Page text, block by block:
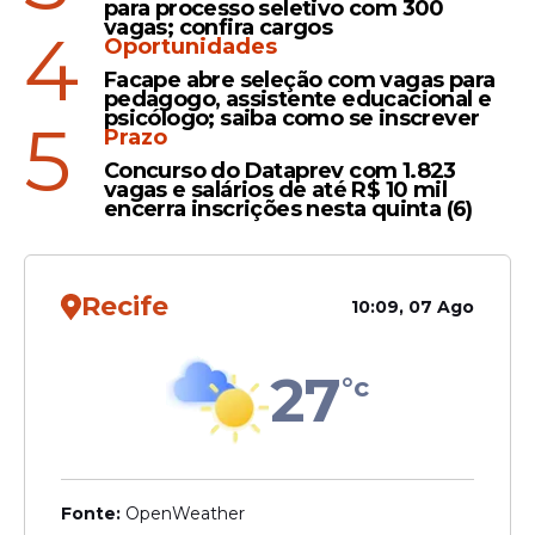
Ele destacou que se sente grato por tudo
o que viveu até agora dentro do segmento
pentecostal, e fez questão de agradecer às
pessoas que o acompanharam durante
essa fase.
para processo seletivo com 300
vagas; confira cargos
4
Oportunidades
Facape abre seleção com vagas para
pedagogo, assistente educacional e
psicólogo; saiba como se inscrever
5
Prazo
Concurso do Dataprev com 1.823
vagas e salários de até R$ 10 mil
encerra inscrições nesta quinta (6)
Recife 10:09, 07 Ago
27°c
Fonte: OpenWeather